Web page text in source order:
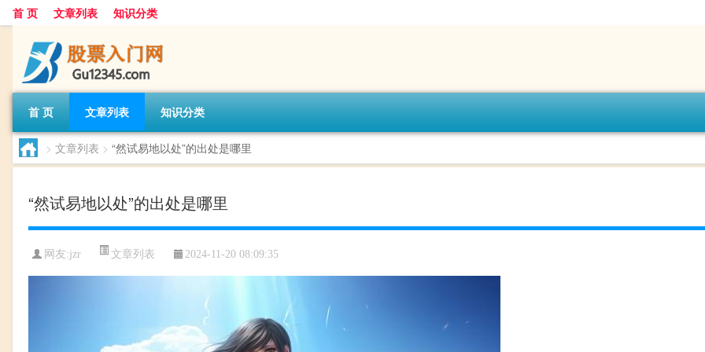
首 页 文章列表 知识分类
首 页 文章列表 知识分类
> 文章列表 > “然试易地以处”的出处是哪里
“然试易地以处”的出处是哪里
网友:jzr 文章列表 2024-11-20 08:09:35